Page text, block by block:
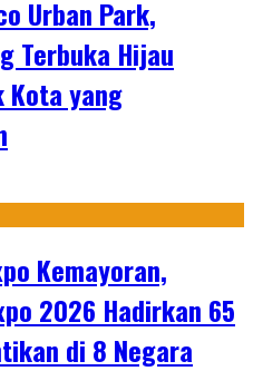
Urban Park,
Terbuka Hijau
yang
Kemayoran,
2026 Hadirkan 65
di 8 Negara